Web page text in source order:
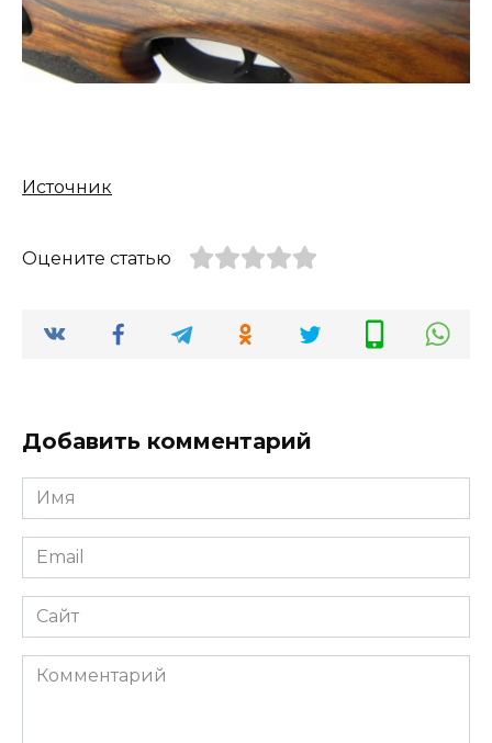
Источник
Оцените статью
Добавить комментарий
Имя
*
Email
*
Сайт
Комментарий